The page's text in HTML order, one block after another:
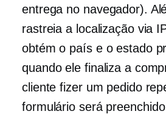
entrega no navegador).
rastreia a localização via
obtém o país e o estado
quando ele finaliza a
cliente fizer um pedido
formulário será